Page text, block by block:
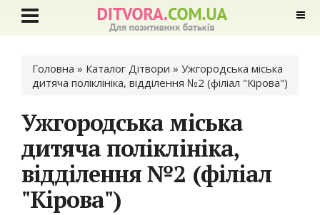
Ви є тут
Головна » Каталог Дітвори » Ужгородська міська
дитяча поліклініка, відділення №2 (філіал "Кірова")
Ужгородська міська
дитяча поліклініка,
відділення №2 (філіал
"Кірова")